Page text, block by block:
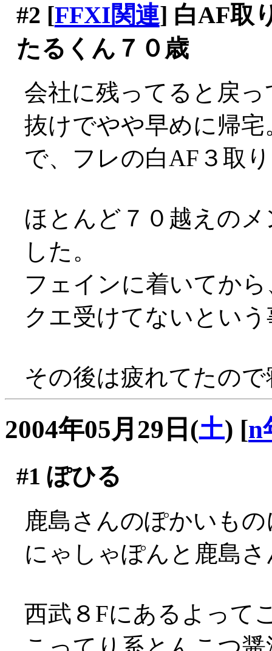
#2 [FFXI関連] 白AF取
たるくん７０歳
会社に残ってると戻
抜けでやや早めに帰宅
で、フレの白AF３取
ほとんど７０越えの
した。
フェインに着いてか
クエ受けてないとい
その後は疲れてたの
2004年05月29日(土) [n
#1 ぽひる
鹿島さんのぽかいも
にゃしゃぽんと鹿島
西武８Fにあるよって